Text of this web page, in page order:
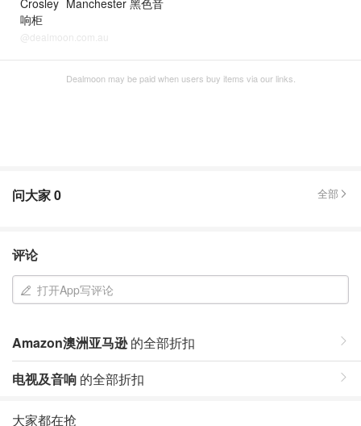
Crosley Manchester 黑色音
响柜
@dealmoon.com.au
Dealmoon may be paid when users buy items via our links.
问大家0 全部
评论
打开App写评论
Amazon澳洲亚马逊的全部折扣
电视及音响 的全部折扣
大家都在抢